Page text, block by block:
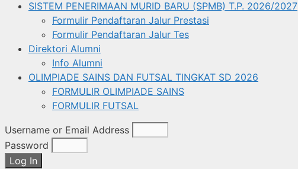
SISTEM PENERIMAAN MURID BARU (SPMB) T.P. 2026/2027
Formulir Pendaftaran Jalur Prestasi
Formulir Pendaftaran Jalur Tes
Direktori Alumni
Info Alumni
OLIMPIADE SAINS DAN FUTSAL TINGKAT SD 2026
FORMULIR OLIMPIADE SAINS
FORMULIR FUTSAL
Username or Email Address
Password
Log In